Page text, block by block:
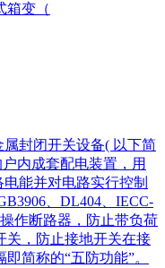
箱变（
封闭开关设备( 以下简
内成套配电装置，用
能并对电路实行控制
、DL404、IECC-
作断路器，防止带负荷
关，防止接地开关在接
简称的“五防功能”。